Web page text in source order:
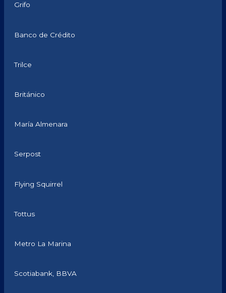
Grifo
Banco de Crédito
Trilce
Británico
María Almenara
Serpost
Flying Squirrel
Tottus
Metro La Marina
Scotiabank, BBVA